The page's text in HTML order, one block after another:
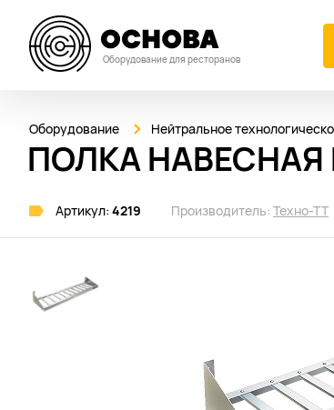
Оборудование для ресторанов
Оборудование Нейтральное
ПОЛКА НАВЕСНАЯ
Артикул: 4219 Производитель: Техно-ТТ